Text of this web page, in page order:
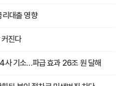
대출 영향
진다
사 기소…파급 효과 26조 원 달해